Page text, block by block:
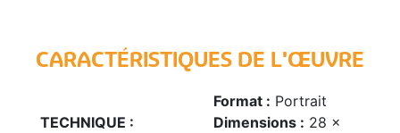
CARACTÉRISTIQUES DE L'ŒUVRE
TECHNIQUE :
Format : Portrait
Dimensions : 28 x